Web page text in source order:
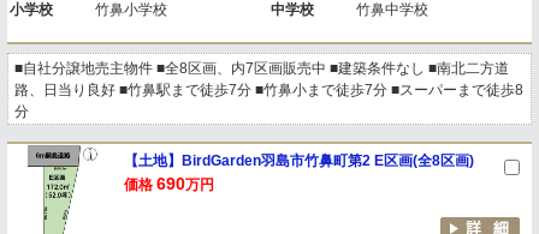
小学校 竹鼻小学校 中学校 竹鼻中学校
■自社分譲地売主物件 ■全8区画、内7区画販売中 ■建築条件なし ■南北二方道
路、日当り良好 ■竹鼻駅まで徒歩7分 ■竹鼻小まで徒歩7分 ■スーパーまで徒歩8
分
【土地】BirdGarden羽島市竹鼻町第2 E区画(全8区画)
価格 690万円